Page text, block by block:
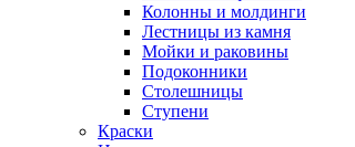
Колонны и молдинги
Лестницы из камня
Мойки и раковины
Подоконники
Столешницы
Ступени
Краски